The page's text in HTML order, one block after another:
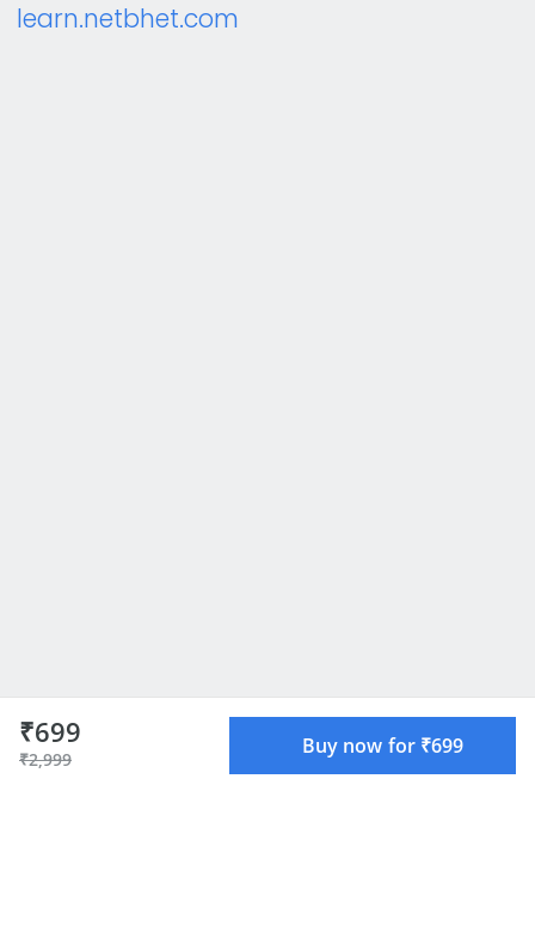
₹699
₹2,999
Buy now for ₹699
learn.netbhet.com